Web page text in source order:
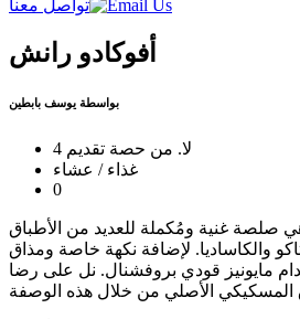
تواصل معنا
أفوكادو رانش
بواسطة يوسف بابطين
لا. من حصة تقديم 4
غذاء / عشاء
0
صلصة غنية ومُكملة للعديد من الأطباق
والكاساديا. لإضافة نكهة خاصة ومذاق
مايونيز قودي بروفشنال. نل على رضا